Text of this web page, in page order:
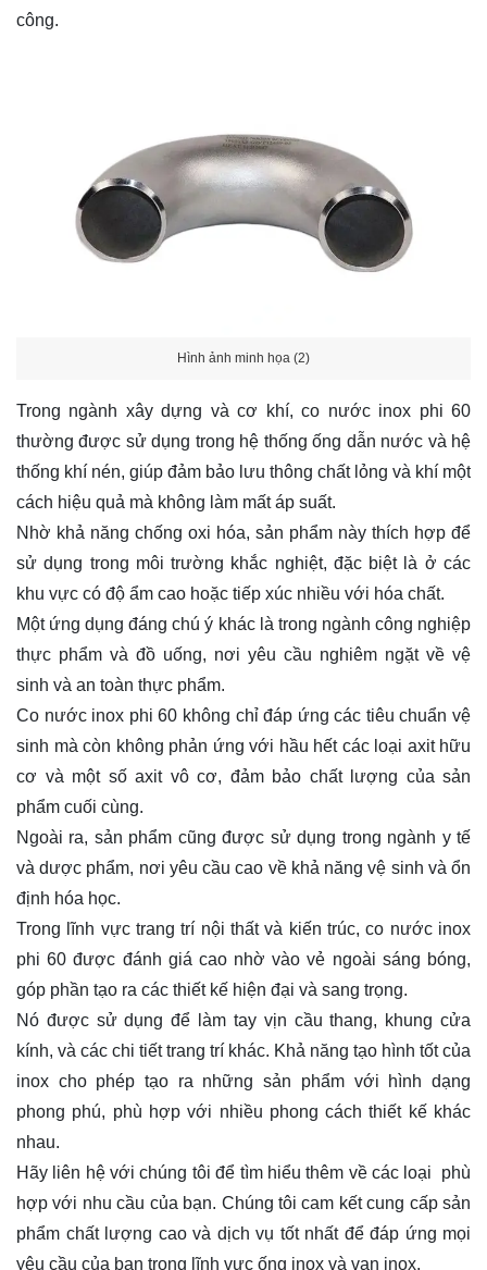
công.
Hình ảnh minh họa (2)
Trong ngành xây dựng và cơ khí, co nước inox phi 60
thường được sử dụng trong hệ thống ống dẫn nước và hệ
thống khí nén, giúp đảm bảo lưu thông chất lỏng và khí một
cách hiệu quả mà không làm mất áp suất.
Nhờ khả năng chống oxi hóa, sản phẩm này thích hợp để
sử dụng trong môi trường khắc nghiệt, đặc biệt là ở các
khu vực có độ ẩm cao hoặc tiếp xúc nhiều với hóa chất.
Một ứng dụng đáng chú ý khác là trong ngành công nghiệp
thực phẩm và đồ uống, nơi yêu cầu nghiêm ngặt về vệ
sinh và an toàn thực phẩm.
Co nước inox phi 60 không chỉ đáp ứng các tiêu chuẩn vệ
sinh mà còn không phản ứng với hầu hết các loại axit hữu
cơ và một số axit vô cơ, đảm bảo chất lượng của sản
phẩm cuối cùng.
Ngoài ra, sản phẩm cũng được sử dụng trong ngành y tế
và dược phẩm, nơi yêu cầu cao về khả năng vệ sinh và ổn
định hóa học.
Trong lĩnh vực trang trí nội thất và kiến trúc, co nước inox
phi 60 được đánh giá cao nhờ vào vẻ ngoài sáng bóng,
góp phần tạo ra các thiết kế hiện đại và sang trọng.
Nó được sử dụng để làm tay vịn cầu thang, khung cửa
kính, và các chi tiết trang trí khác. Khả năng tạo hình tốt của
inox cho phép tạo ra những sản phẩm với hình dạng
phong phú, phù hợp với nhiều phong cách thiết kế khác
nhau.
Hãy liên hệvới chúng tôi để tìm hiểu thêm về các loại phù
hợp với nhu cầu của bạn. Chúng tôi cam kết cung cấp sản
phẩm chất lượng cao và dịch vụ tốt nhất để đáp ứng mọi
yêu cầu của bạn trong lĩnh vực ống inox và van inox.